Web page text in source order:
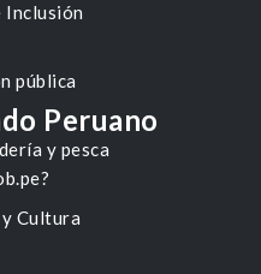
Inclusión
pública
y pesca
Cultura
Peruano